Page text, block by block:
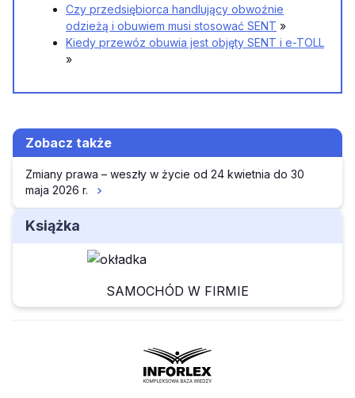
Czy przedsiębiorca handlujący obwoźnie
odzieżą i obuwiem musi stosować SENT »
Kiedy przewóz obuwia jest objęty SENT i e-TOLL
»
Zobacz także
Zmiany prawa – weszły w życie od 24 kwietnia do 30
maja 2026 r.
Książka
SAMOCHÓD W FIRMIE